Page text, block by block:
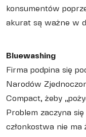
konsumentów
akurat są ważne w
Bluewashing
Firma podpina się
Narodów
Compact, żeby
Problem zaczyna
członkostwa nie ma